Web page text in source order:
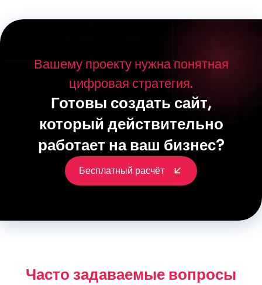
Вашему проекту нужна понятная
цифровая стратегия.
Готовы создать сайт,
который действительно
работает на ваш бизнес?
Бесплатный расчёт
Часто задаваемые вопросы